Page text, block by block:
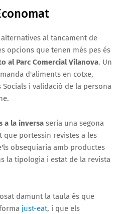
al tancament de
opcions que tenen més pes és
al Parc Comercial Vilanova. Un
d'aliments en cotxe,
Socials i validació de la persona
a la inversa seria una segona
que portessin revistes a les
obsequiaria amb productes
la tipologia i estat de la revista
damunt la taula és que
just-eat, i que els